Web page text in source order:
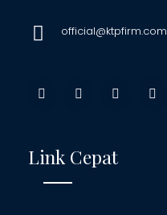
official@ktpfirm.com
Link Cepat